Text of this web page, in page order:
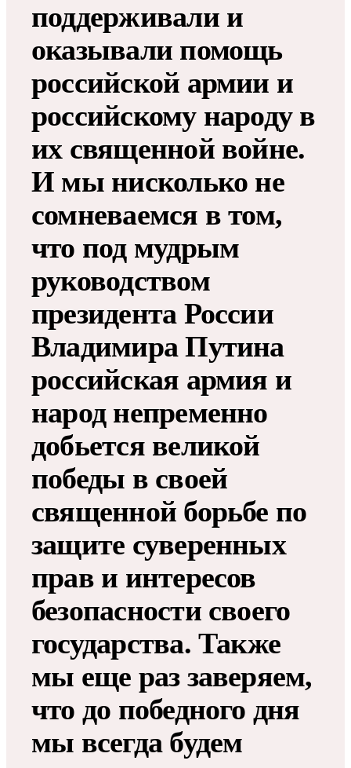
поддерживали и
оказывали помощь
российской армии и
российскому народу в
их священной войне.
И мы нисколько не
сомневаемся в том,
что под мудрым
руководством
президента России
Владимира Путина
российская армия и
народ непременно
добьется великой
победы в своей
священной борьбе по
защите суверенных
прав и интересов
безопасности своего
государства. Также
мы еще раз заверяем,
что до победного дня
мы всегда будем